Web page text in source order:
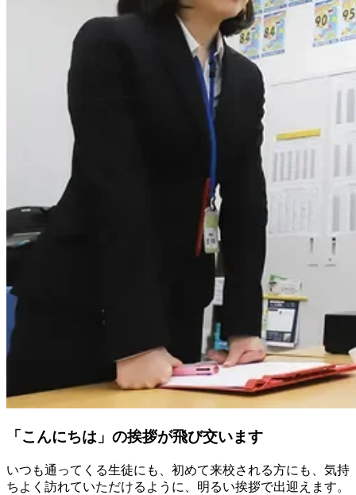
「こんにちは」の挨拶が飛び交います
いつも通ってくる生徒にも、初めて来校される方にも、気持
ちよく訪れていただけるように、明るい挨拶で出迎えます。